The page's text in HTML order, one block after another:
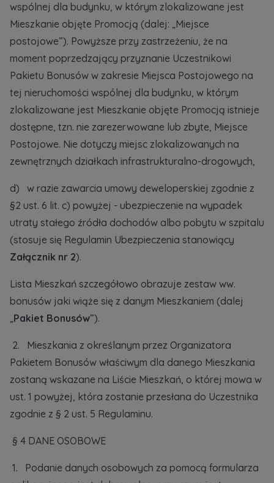
wspólnej dla budynku, w którym zlokalizowane jest
Mieszkanie objęte Promocją (dalej: „Miejsce
postojowe”). Powyższe przy zastrzeżeniu, że na
moment poprzedzający przyznanie Uczestnikowi
Pakietu Bonusów w zakresie Miejsca Postojowego na
tej nieruchomości wspólnej dla budynku, w którym
zlokalizowane jest Mieszkanie objęte Promocją istnieje
dostępne, tzn. nie zarezerwowane lub zbyte, Miejsce
Postojowe. Nie dotyczy miejsc zlokalizowanych na
zewnętrznych działkach infrastrukturalno-drogowych,
d) w razie zawarcia umowy deweloperskiej zgodnie z
§2 ust. 6 lit. c) powyżej - ubezpieczenie na wypadek
utraty stałego źródła dochodów albo pobytu w szpitalu
(stosuje się Regulamin Ubezpieczenia stanowiący
Załącznik nr 2).
Lista Mieszkań szczegółowo obrazuje zestaw ww.
bonusów jaki wiąże się z danym Mieszkaniem (dalej
„Pakiet Bonusów”).
2. Mieszkania z określanym przez Organizatora
Pakietem Bonusów właściwym dla danego Mieszkania
zostaną wskazane na Liście Mieszkań, o której mowa w
ust. 1 powyżej, która zostanie przesłana do Uczestnika
zgodnie z § 2 ust. 5 Regulaminu.
§ 4 DANE OSOBOWE
1. Podanie danych osobowych za pomocą formularza